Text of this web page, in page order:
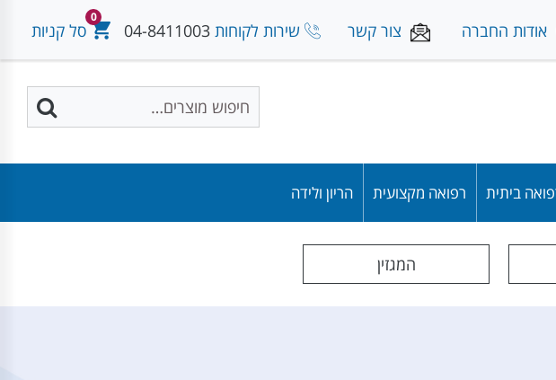
אודות החברה צור קשר שירות לקוחות 04-8411003 סל קניות
0
ביתית רפואה מקצועית הריון ולידה
המגזין